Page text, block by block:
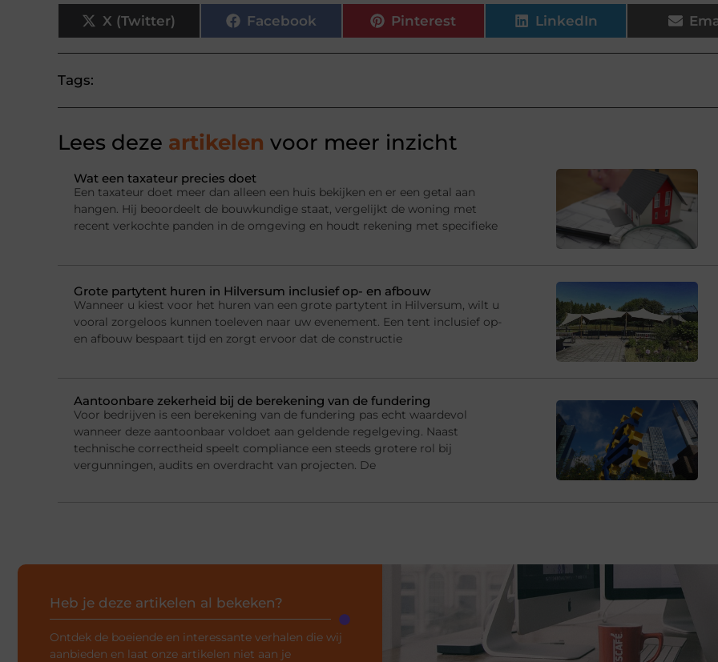
X (Twitter) Facebook Pinterest LinkedIn
Tags:
Lees deze artikelen voor meer inzicht
Wat een taxateur precies doet
Een taxateur doet meer dan alleen een huis bekijken en er een getal aan
hangen. Hij beoordeelt de bouwkundige staat, vergelijkt de woning met
recent verkochte panden in de omgeving en houdt rekening met specifieke
Grote partytent huren in Hilversum inclusief op- en afbouw
Wanneer u kiest voor het huren van een grote partytent in Hilversum, wilt u
vooral zorgeloos kunnen toeleven naar uw evenement. Een tent inclusief op-
en afbouw bespaart tijd en zorgt ervoor dat de constructie
Aantoonbare zekerheid bij de berekening van de fundering
Voor bedrijven is een berekening van de fundering pas echt waardevol
wanneer deze aantoonbaar voldoet aan geldende regelgeving. Naast
technische correctheid speelt compliance een steeds grotere rol bij
vergunningen, audits en overdracht van projecten. De
Heb je deze artikelen al bekeken?
Ontdek de boeiende en interessante verhalen die wij
aanbieden en laat onze artikelen niet aan je